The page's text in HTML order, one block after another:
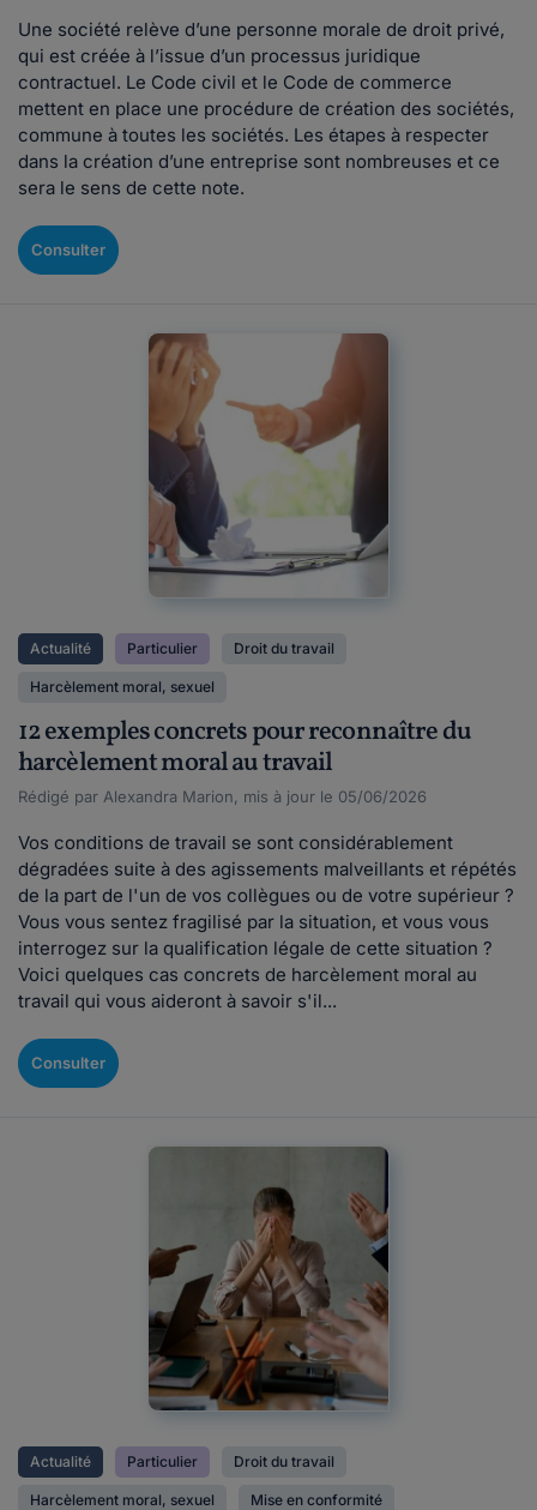
Une société relève d’une personne morale de droit privé,
qui est créée à l’issue d’un processus juridique
contractuel. Le Code civil et le Code de commerce
mettent en place une procédure de création des sociétés,
commune à toutes les sociétés. Les étapes à respecter
dans la création d’une entreprise sont nombreuses et ce
sera le sens de cette note.
Consulter
Actualité Particulier Droit du travail
Harcèlement moral, sexuel
12 exemples concrets pour reconnaître du
harcèlement moral au travail
Rédigé par Alexandra Marion, mis à jour le 05/06/2026
Vos conditions de travail se sont considérablement
dégradées suite à des agissements malveillants et répétés
de la part de l'un de vos collègues ou de votre supérieur ?
Vous vous sentez fragilisé par la situation, et vous vous
interrogez sur la qualification légale de cette situation ?
Voici quelques cas concrets de harcèlement moral au
travail qui vous aideront à savoir s'il...
Consulter
Actualité Particulier Droit du travail
Harcèlement moral, sexuel Mise en conformité